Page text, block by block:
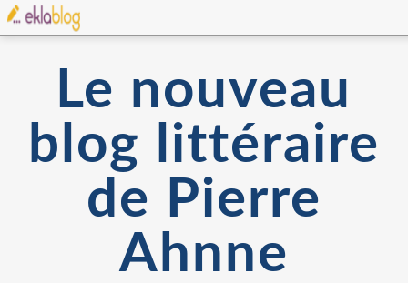
Le nouveau
blog littéraire
de Pierre
Ahnne